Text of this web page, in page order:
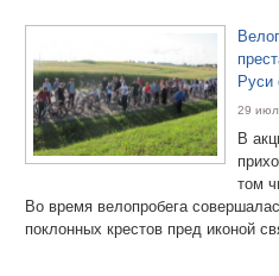
Руси
29
В
том
Во время велопробега
поклонных крестов пред иконой